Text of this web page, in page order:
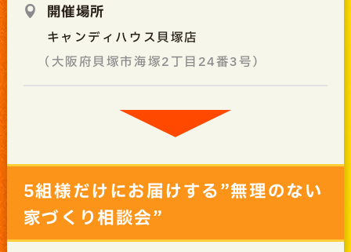
開催場所
キャンディハウス貝塚店
（大阪府貝塚市海塚2丁目24番3号）
5組様だけにお届けする”無理のない
家づくり相談会”